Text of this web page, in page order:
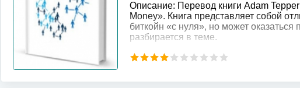
Описание: Перевод книги Adam
Money». Книга представляет собой
биткойн «с нуля», но может оказаться
разбирается в теме.